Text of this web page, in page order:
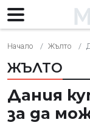
Начало Жълто
ЖЪЛТО
Дания
за да